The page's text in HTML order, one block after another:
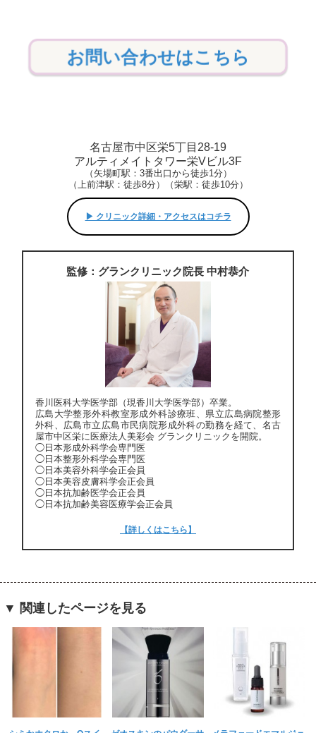
お問い合わせはこちら
名古屋市中区栄5丁目28-19
アルティメイトタワー栄Vビル3F
（矢場町駅：3番出口から徒歩1分）
（上前津駅：徒歩8分）（栄駅：徒歩10分）
▶︎ クリニック詳細・アクセスはコチラ
監修：グランクリニック院長 中村恭介
香川医科大学医学部（現香川大学医学部）卒業。
広島大学整形外科教室形成外科診療班、県立広島病院整形
外科、広島市立広島市民病院形成外科の勤務を経て、名古
屋市中区栄に医療法人美彩会 グランクリニックを開院。
◯日本形成外科学会専門医
◯日本整形外科学会専門医
◯日本美容外科学会正会員
◯日本美容皮膚科学会正会員
◯日本抗加齢医学会正会員
◯日本抗加齢美容医療学会正会員
【詳しくはこちら】
▼ 関連したページを見る